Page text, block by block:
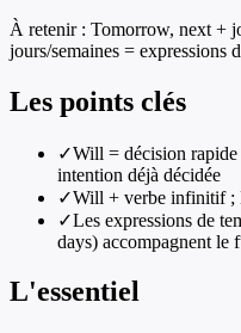
À retenir : Tomorrow, next +
jours/semaines = expressions
Les points clés
✓Will = décision
intention déjà décidée
✓Will + verbe infinitif ;
✓Les expressions de
days) accompagnent le
L'essentiel